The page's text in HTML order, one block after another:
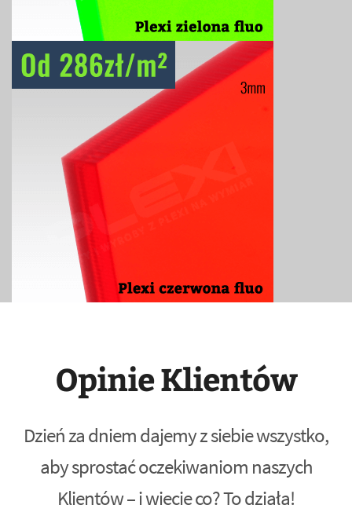
Opinie Klientów
Dzień za dniem dajemy z siebie wszystko,
aby sprostać oczekiwaniom naszych
Klientów – i wiecie co? To działa!